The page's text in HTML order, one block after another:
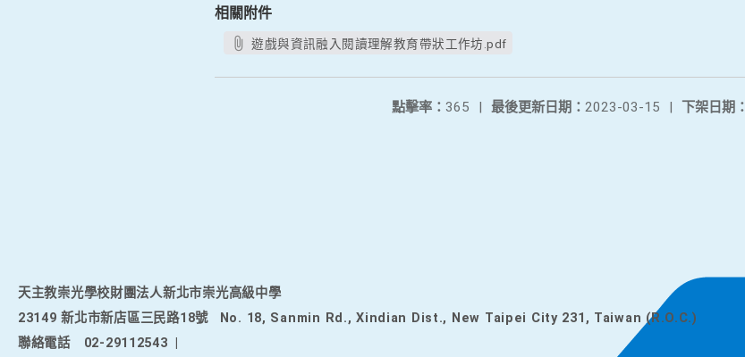
相關附件
遊戲與資訊融入閱讀理解教育帶狀工作坊.pdf
下架日期：
最後更新日期： 2023-03-15 |
點擊率： 365 |
天主教崇光學校財團法人新北市崇光高級中學
23149 新北市新店區三民路18號
No. 18, Sanmin Rd., Xindian Dist., New Taipei City 231, Taiwan (R.O.C.)
聯絡電話
02-29112543